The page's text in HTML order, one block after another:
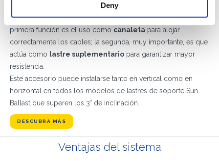
Deny
Cablowind.
Cablowind es un elemento que combinados funciones. Su
primera función es el uso como canaleta para alojar
correctamente los cables; la segunda, muy importante, es que
actúa como lastre suplementario para garantizar mayor
resistencia.
Este accesorio puede instalarse tanto en vertical como en
horizontal en todos los modelos de lastres de soporte Sun
Ballast que superen los 3° de inclinación.
DESCUBRA MÀS
Ventajas del sistema